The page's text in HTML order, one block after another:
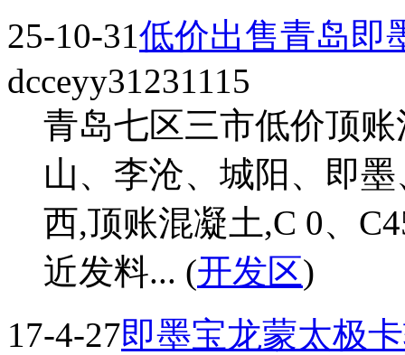
25-10-31低价出售青岛即
dcceyy31231115
青岛七区三市低价顶
山、李沧、城阳、即
西,顶账混凝土,C 0、
近发料... (开发区)
17-4-27即墨宝龙蒙太极